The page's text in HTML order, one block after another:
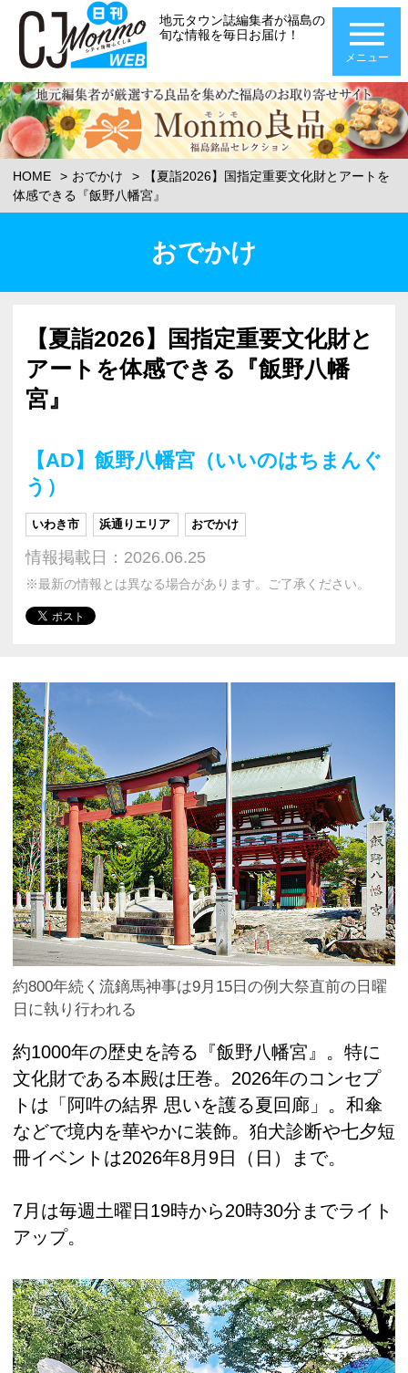
地元タウン誌編集者が福島の
旬な情報を毎日お届け！
メニュー
HOME おでかけ
【夏詣2026】国指定重要文化財とアートを
体感できる『飯野八幡宮』
おでかけ
【夏詣2026】国指定重要文化財と
アートを体感できる『飯野八幡
宮』
【AD】飯野八幡宮（いいのはちまんぐ
う）
いわき市 浜通りエリア おでかけ
情報掲載日：2026.06.25
※最新の情報とは異なる場合があります。ご了承ください。
約800年続く流鏑馬神事は9月15日の例大祭直前の日曜
日に執り行われる
約1000年の歴史を誇る『飯野八幡宮』。特に
文化財である本殿は圧巻。2026年のコンセプ
トは「阿吽の結界 思いを護る夏回廊」。和傘
などで境内を華やかに装飾。狛犬診断や七夕短
冊イベントは2026年8月9日（日）まで。
7月は毎週土曜日19時から20時30分までライト
アップ。